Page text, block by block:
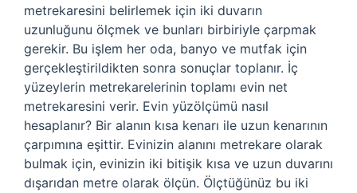
metrekaresini belirlemek için iki duvarın
uzunluğunu ölçmek ve bunları birbiriyle çarpmak
gerekir. Bu işlem her oda, banyo ve mutfak için
gerçekleştirildikten sonra sonuçlar toplanır. İç
yüzeylerin metrekarelerinin toplamı evin net
metrekaresini verir. Evin yüzölçümü nasıl
hesaplanır? Bir alanın kısa kenarı ile uzun kenarının
çarpımına eşittir. Evinizin alanını metrekare olarak
bulmak için, evinizin iki bitişik kısa ve uzun duvarını
dışarıdan metre olarak ölçün. Ölçtüğünüz bu iki